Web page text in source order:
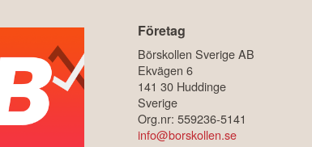
Företag
Börskollen Sverige AB
Ekvägen 6
141 30 Huddinge
Sverige
Org.nr: 559236-5141
info@borskollen.se